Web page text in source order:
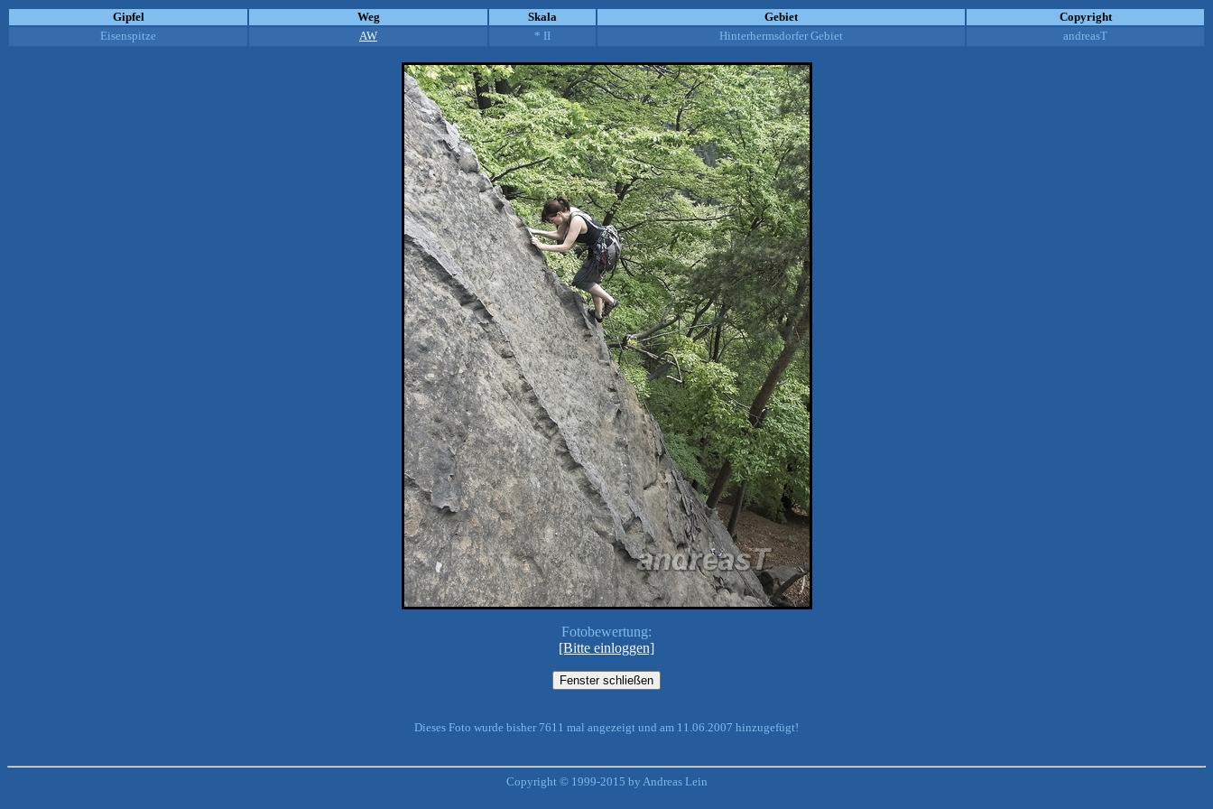
Gipfel Weg Skala Gebiet
Copyright
Eisenspitze
AW * II Hinterhermsdorfer Gebiet andreasT
Fotobewertung:
[Bitte einloggen]
Dieses Foto wurde bisher 7611 mal angezeigt und am 11.06.2007 hinzugefügt!
Copyright © 1999-2015 by Andreas Lein